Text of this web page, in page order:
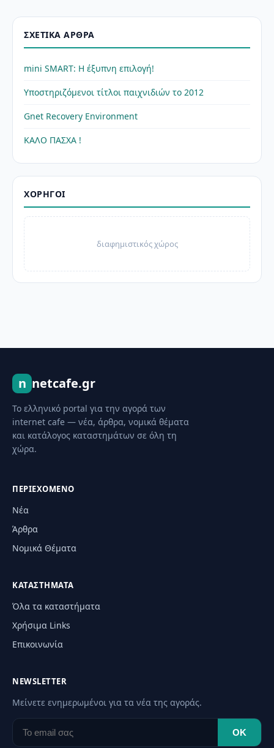
ΣΧΕΤΙΚΆ ΆΡΘΡΑ
mini SMART: Η έξυπνη επιλογή!
Υποστηριζόμενοι τίτλοι παιχνιδιών το 2012
Gnet Recovery Environment
ΚΑΛΟ ΠΑΣΧΑ !
ΧΟΡΗΓΟΊ
διαφημιστικός χώρος
n netcafe.gr
Το ελληνικό portal για την αγορά των
internet cafe — νέα, άρθρα, νομικά θέματα
και κατάλογος καταστημάτων σε όλη τη
χώρα.
ΠΕΡΙΕΧΌΜΕΝΟ
Νέα
Άρθρα
Νομικά Θέματα
ΚΑΤΑΣΤΉΜΑΤΑ
Όλα τα καταστήματα
Χρήσιμα Links
Επικοινωνία
NEWSLETTER
Μείνετε ενημερωμένοι για τα νέα της αγοράς.
OK